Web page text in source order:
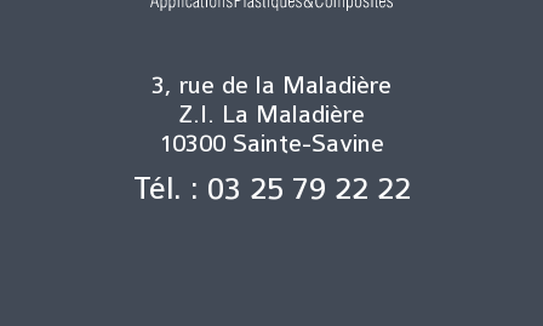
3, rue de la Maladière
Z.I. La Maladière
10300 Sainte-Savine
Tél. : 03 25 79 22 22